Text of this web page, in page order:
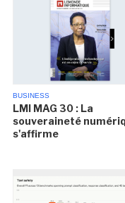
BUSINESS
LMI MAG 30 : La
souveraineté
s'affirme